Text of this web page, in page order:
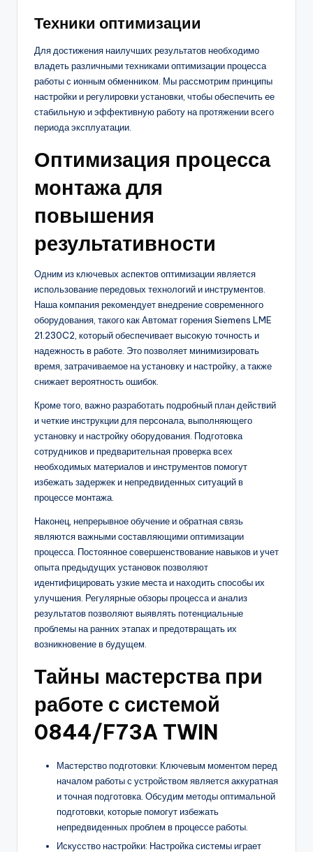
Техники оптимизации
Для достижения наилучших результатов необходимо
владеть различными техниками оптимизации процесса
работы с ионным обменником. Мы рассмотрим принципы
настройки и регулировки установки, чтобы обеспечить ее
стабильную и эффективную работу на протяжении всего
периода эксплуатации.
Оптимизация процесса
монтажа для
повышения
результативности
Одним из ключевых аспектов оптимизации является
использование передовых технологий и инструментов.
Наша компания рекомендует внедрение современного
оборудования, такого как Автомат горения Siemens LME
21.230C2, который обеспечивает высокую точность и
надежность в работе. Это позволяет минимизировать
время, затрачиваемое на установку и настройку, а также
снижает вероятность ошибок.
Кроме того, важно разработать подробный план действий
и четкие инструкции для персонала, выполняющего
установку и настройку оборудования. Подготовка
сотрудников и предварительная проверка всех
необходимых материалов и инструментов помогут
избежать задержек и непредвиденных ситуаций в
процессе монтажа.
Наконец, непрерывное обучение и обратная связь
являются важными составляющими оптимизации
процесса. Постоянное совершенствование навыков и учет
опыта предыдущих установок позволяют
идентифицировать узкие места и находить способы их
улучшения. Регулярные обзоры процесса и анализ
результатов позволяют выявлять потенциальные
проблемы на ранних этапах и предотвращать их
возникновение в будущем.
Тайны мастерства при
работе с системой
0844/F73A TWIN
Мастерство подготовки: Ключевым моментом перед
началом работы с устройством является аккуратная
и точная подготовка. Обсудим методы оптимальной
подготовки, которые помогут избежать
непредвиденных проблем в процессе работы.
Искусство настройки: Настройка системы играет